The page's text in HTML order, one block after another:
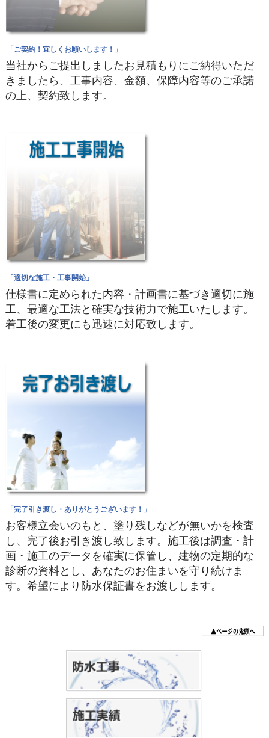
「ご契約！宜しくお願いします！」
当社からご提出しましたお見積もりにご納得いただ
きましたら、工事内容、金額、保障内容等のご承諾
の上、契約致します。
「適切な施工・工事開始」
仕様書に定められた内容・計画書に基づき適切に施
工、最適な工法と確実な技術力で施工いたします。
着工後の変更にも迅速に対応致します。
「完了引き渡し・ありがとうございます！」
お客様立会いのもと、塗り残しなどが無いかを検査
し、完了後お引き渡し致します。施工後は調査・計
画・施工のデータを確実に保管し、建物の定期的な
診断の資料とし、あなたのお住まいを守り続けま
す。希望により防水保証書をお渡しします。